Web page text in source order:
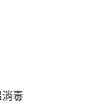
毒